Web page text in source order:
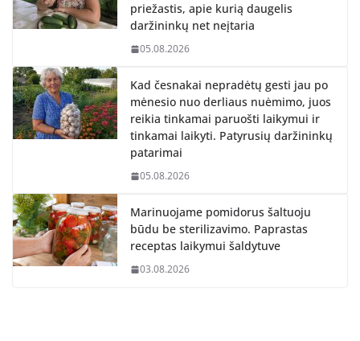
priežastis, apie kurią daugelis
daržininkų net neįtaria
05.08.2026
Kad česnakai nepradėtų gesti jau po
mėnesio nuo derliaus nuėmimo, juos
reikia tinkamai paruošti laikymui ir
tinkamai laikyti. Patyrusių daržininkų
patarimai
05.08.2026
Marinuojame pomidorus šaltuoju
būdu be sterilizavimo. Paprastas
receptas laikymui šaldytuve
03.08.2026